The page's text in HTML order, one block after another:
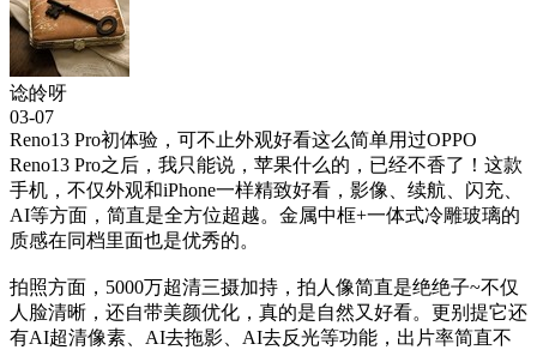
谂皊呀
03-07
Reno13 Pro初体验，可不止外观好看这么简单用过OPPO
Reno13 Pro之后，我只能说，苹果什么的，已经不香了！这款
手机，不仅外观和iPhone一样精致好看，影像、续航、闪充、
AI等方面，简直是全方位超越。金属中框+一体式冷雕玻璃的
质感在同档里面也是优秀的。
拍照方面，5000万超清三摄加持，拍人像简直是绝绝子~不仅
人脸清晰，还自带美颜优化，真的是自然又好看。更别提它还
有AI超清像素、AI去拖影、AI去反光等功能，出片率简直不